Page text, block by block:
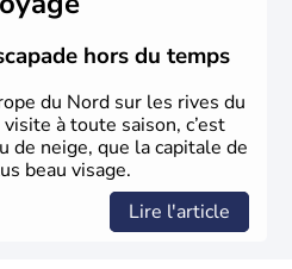
hors du temps
du Nord sur les rives du
à toute saison, c’est
de neige, que la capitale de
beau visage.
Lire l'article